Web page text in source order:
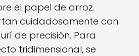
el papel de arroz.
cuidadosamente con
de precisión. Para
tridimensional, se